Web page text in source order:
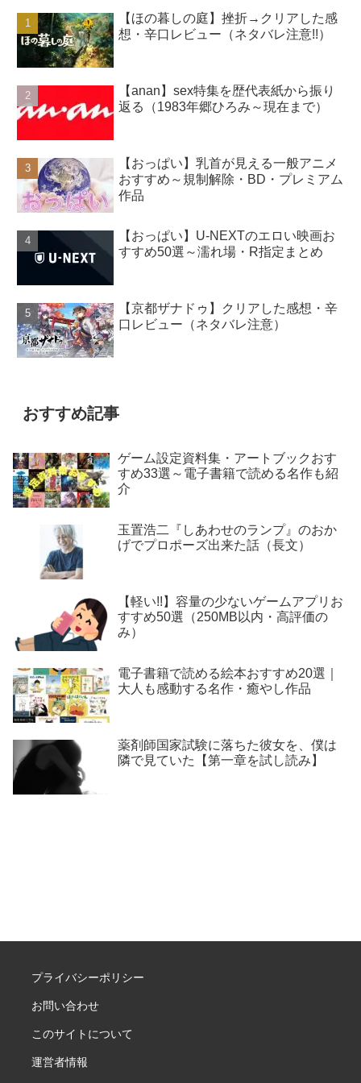
【ほの暮しの庭】挫折→クリアした感
想・辛口レビュー（ネタバレ注意!!）
【anan】sex特集を歴代表紙から振り
返る（1983年郷ひろみ～現在まで）
【おっぱい】乳首が見える一般アニメ
おすすめ～規制解除・BD・プレミアム
作品
【おっぱい】U-NEXTのエロい映画お
すすめ50選～濡れ場・R指定まとめ
【京都ザナドゥ】クリアした感想・辛
口レビュー（ネタバレ注意）
おすすめ記事
ゲーム設定資料集・アートブックおす
すめ33選～電子書籍で読める名作も紹
介
玉置浩二『しあわせのランプ』のおか
げでプロポーズ出来た話（長文）
【軽い!!】容量の少ないゲームアプリお
すすめ50選（250MB以内・高評価の
み）
電子書籍で読める絵本おすすめ20選｜
大人も感動する名作・癒やし作品
薬剤師国家試験に落ちた彼女を、僕は
隣で見ていた【第一章を試し読み】
プライバシーポリシー
お問い合わせ
このサイトについて
運営者情報